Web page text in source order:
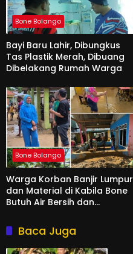
Bone Bolango
Bayi Baru Lahir, Dibungkus
Tas Plastik Merah, Dibuang
Dibelakang Rumah Warga
Bone Bolango
Warga Korban Banjir Lumpur
dan Material di Kabila Bone
Butuh Air Bersih dan
Baca Juga